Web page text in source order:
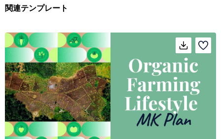
関連テンプレート